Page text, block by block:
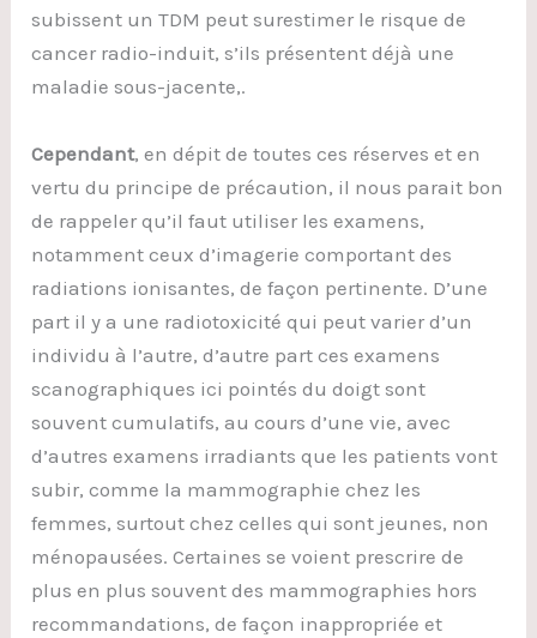
subissent un TDM peut surestimer le risque de
cancer radio-induit, s’ils présentent déjà une
maladie sous-jacente,.
Cependant, en dépit de toutes ces réserves et en
vertu du principe de précaution, il nous parait bon
de rappeler qu’il faut utiliser les examens,
notamment ceux d’imagerie comportant des
radiations ionisantes, de façon pertinente. D’une
part il y a une radiotoxicité qui peut varier d’un
individu à l’autre, d’autre part ces examens
scanographiques ici pointés du doigt sont
souvent cumulatifs, au cours d’une vie, avec
d’autres examens irradiants que les patients vont
subir, comme la mammographie chez les
femmes, surtout chez celles qui sont jeunes, non
ménopausées. Certaines se voient prescrire de
plus en plus souvent des mammographies hors
recommandations, de façon inappropriée et